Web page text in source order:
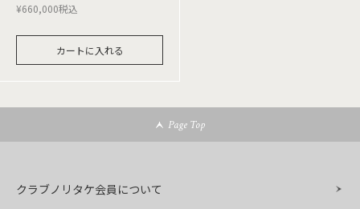
¥660,000税込
カートに入れる
Page Top
クラブノリタケ会員について